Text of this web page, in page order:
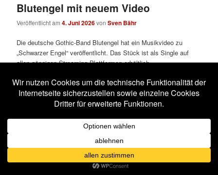
Blutengel mit neuem Video
Veröffentlicht am4. Juni 2026vonSven Bähr
Die deutsche Gothic-Band Blutengel hat ein Musikvideo zu
„Schwarzer Engel“ veröffentlicht. Das Stück ist als Single auf
allen gängigen Streaming-Plattformen erhältlich.
Hier klicken um YouTube-Cookies zu
akzeptieren und den Inhalt zu laden